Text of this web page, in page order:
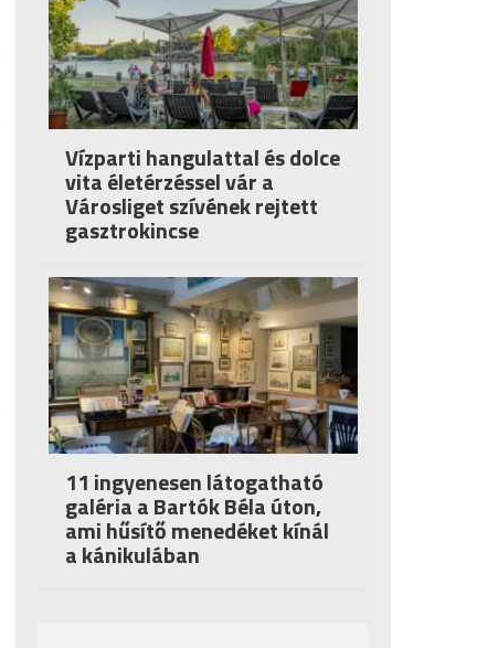
Vízparti hangulattal és dolce
vita életérzéssel vár a
Városliget szívének rejtett
gasztrokincse
11 ingyenesen látogatható
galéria a Bartók Béla úton,
ami hűsítő menedéket kínál
a kánikulában